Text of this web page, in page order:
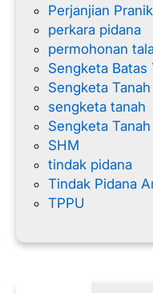
Perjanjian
perkara pidana
permohonan
Sengketa Batas
Sengketa Tanah
sengketa tanah
Sengketa
SHM
tindak pidana
Tindak Pidana
TPPU